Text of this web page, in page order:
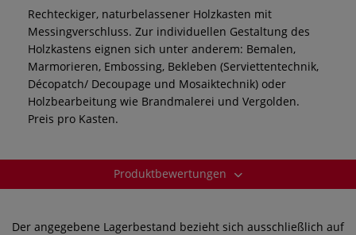
Rechteckiger, naturbelassener Holzkasten mit
Messingverschluss. Zur individuellen Gestaltung des
Holzkastens eignen sich unter anderem: Bemalen,
Marmorieren, Embossing, Bekleben (Serviettentechnik,
Décopatch/ Decoupage und Mosaiktechnik) oder
Holzbearbeitung wie Brandmalerei und Vergolden.
Preis pro Kasten.
Produktbewertungen
Der angegebene Lagerbestand bezieht sich ausschließlich auf